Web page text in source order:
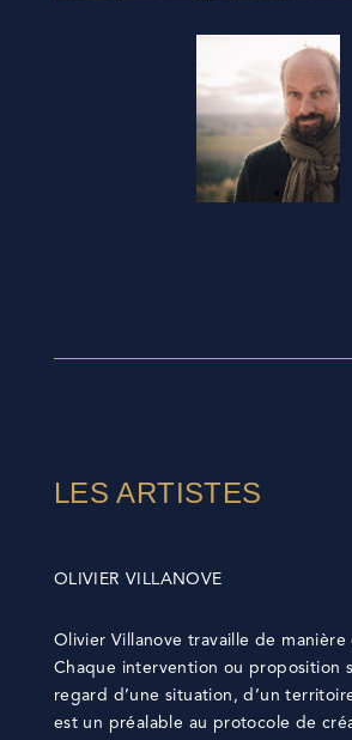
LES ARTISTES
OLIVIER VILLANOVE
Olivier Villanove travaille de manière
Chaque intervention ou proposition
regard d’une situation, d’un
est un préalable au protocole de